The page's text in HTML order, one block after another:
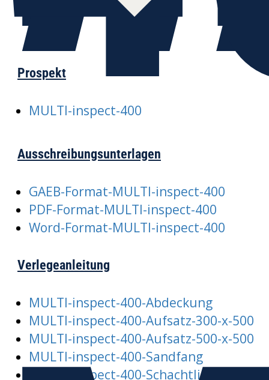
Prospekt
MULTI-inspect-400
Ausschreibungsunterlagen
GAEB-Format-MULTI-inspect-400
PDF-Format-MULTI-inspect-400
Word-Format-MULTI-inspect-400
Verlegeanleitung
MULTI-inspect-400-Abdeckung
MULTI-inspect-400-Aufsatz-300-x-500
MULTI-inspect-400-Aufsatz-500-x-500
MULTI-inspect-400-Sandfang
MULTI-inspect-400-Schachtliste